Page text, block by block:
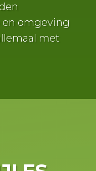
omgeving
met